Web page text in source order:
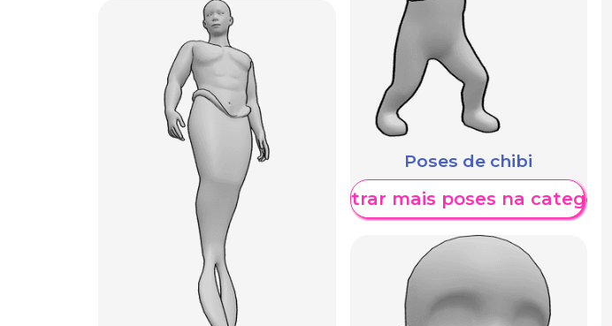
Poses de chibi
Mostrar mais poses na categoria